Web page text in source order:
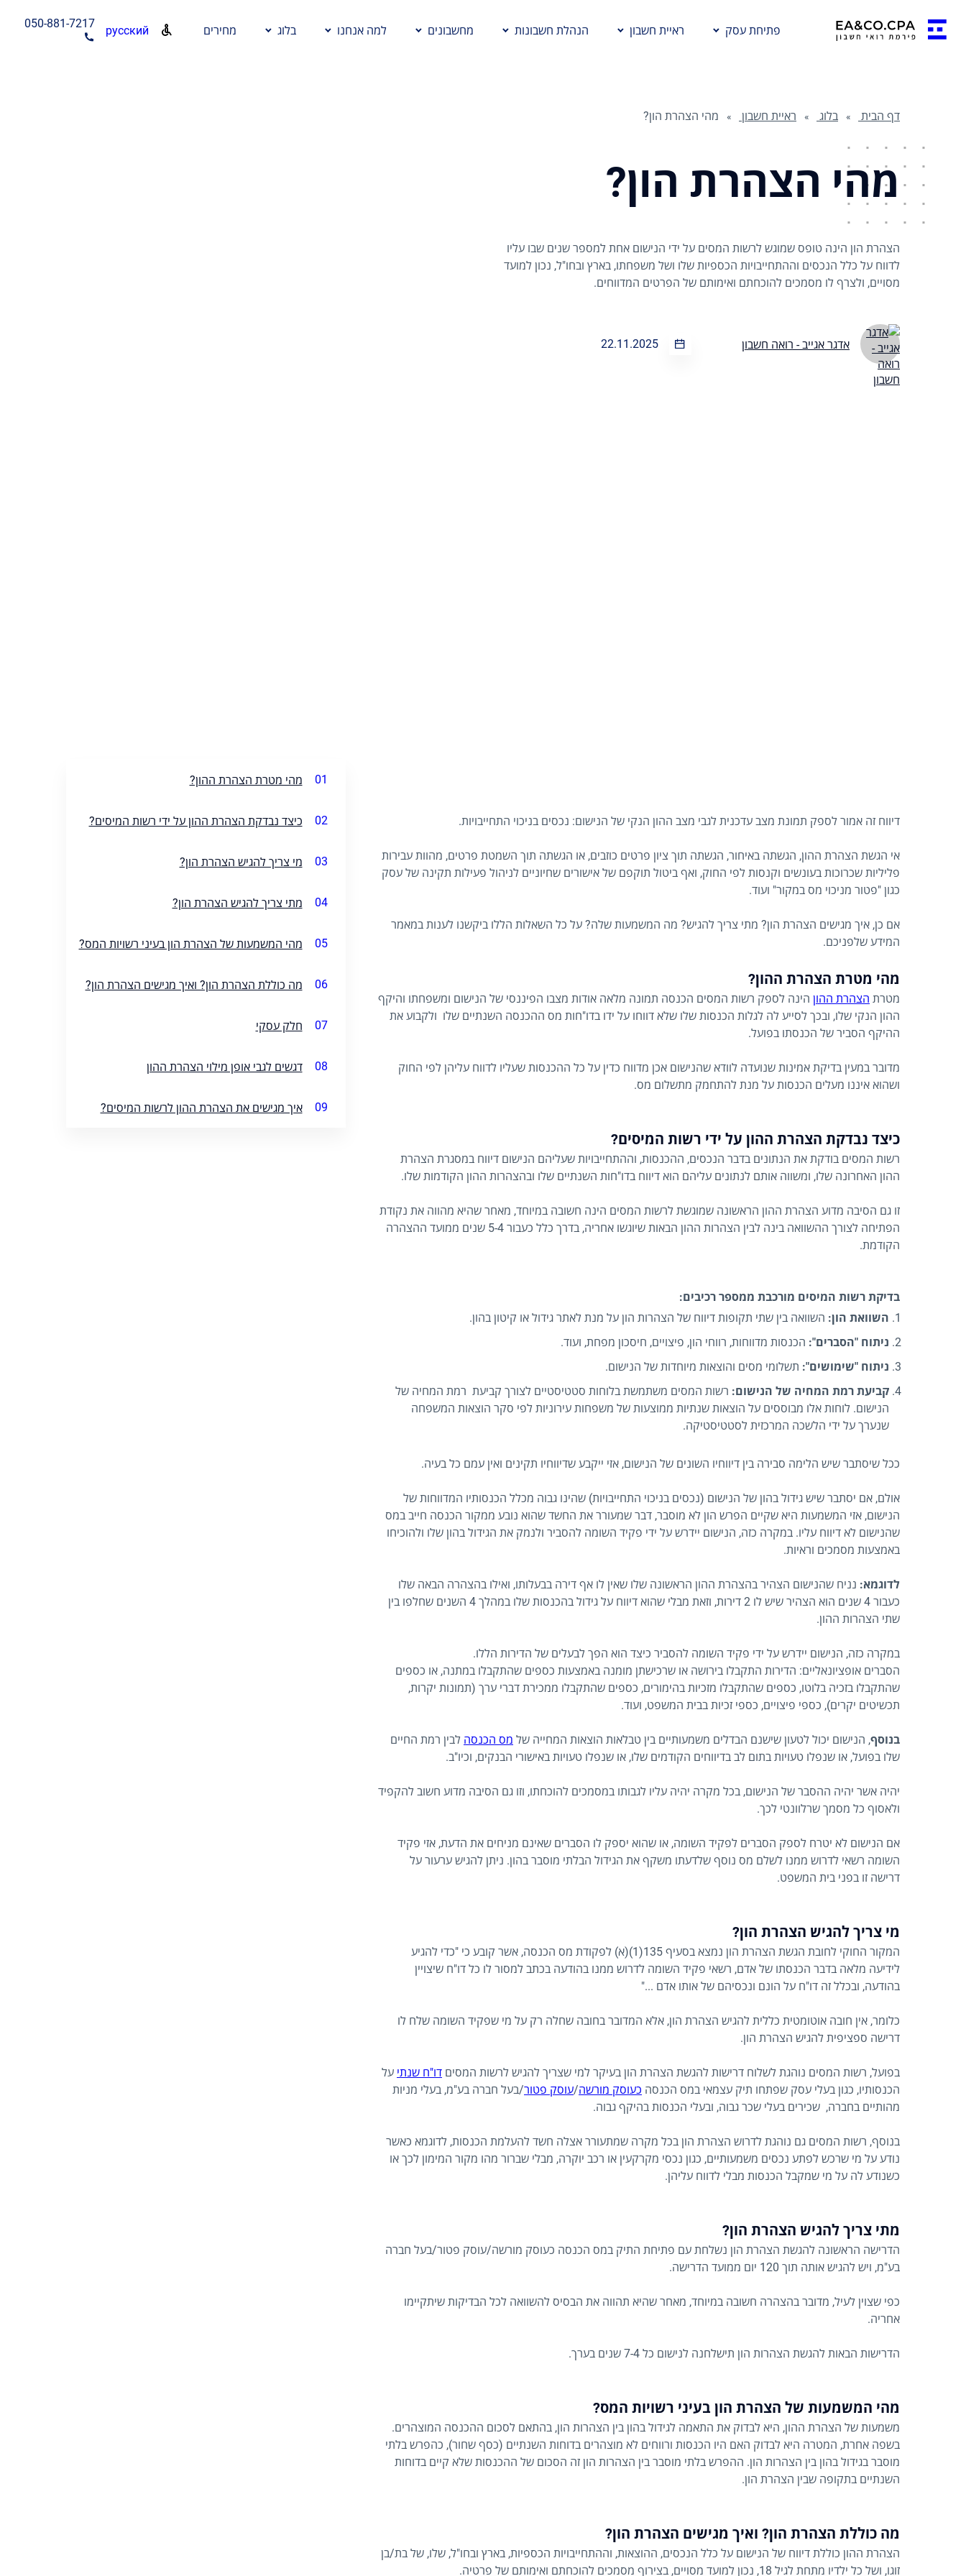
פתיחת עסק ראיית חשבון הנהלת חשבונות מחשבונים למה אנחנו בלוג מחירים русский
050-881-7217
דף הבית בלוג ראיית חשבון מהי הצהרת הון?
מהי הצהרת הון?
הצהרת הון הינה טופס שמוגש לרשות המסים על ידי הנישום אחת למספר שנים שבו עליו
לדווח על כלל הנכסים וההתחייבויות הכספיות שלו ושל משפחתו, בארץ ובחו"ל, נכון למועד
מסויים, ולצרף לו מסמכים להוכחתם ואימותם של הפרטים המדווחים.
אדגר אגייב - רואה חשבון 22.11.2025
01 מהי מטרת הצהרת ההון?
02 כיצד נבדקת הצהרת ההון על ידי רשות המיסים?
03 מי צריך להגיש הצהרת הון?
04 מתי צריך להגיש הצהרת הון?
05 מהי המשמעות של הצהרת הון בעיני רשויות המס?
06 מה כוללת הצהרת הון? ואיך מגישים הצהרת הון?
07 חלק עסקי
08 דגשים לגבי אופן מילוי הצהרת ההון
09 איך מגישים את הצהרת ההון לרשות המיסים?
דיווח זה אמור לספק תמונת מצב עדכנית לגבי מצב ההון הנקי של הנישום: נכסים בניכוי התחייבויות.
אי הגשת הצהרת ההון, הגשתה באיחור, הגשתה תוך ציון פרטים כוזבים, או הגשתה תוך השמטת פרטים, מהוות עבירות
פליליות שכרוכות בעונשים וקנסות לפי החוק, ואף ביטול תוקפם של אישורים שחיוניים לניהול פעילות תקינה של עסק
כגון "פטור מניכוי מס במקור" ועוד.
אם כן, איך מגישים הצהרת הון? מתי צריך להגיש? מה המשמעות שלה? על כל השאלות הללו ביקשנו לענות במאמר
המידע שלפניכם.
מהי מטרת הצהרת ההון?
מטרת הצהרת ההון הינה לספק רשות המסים הכנסה תמונה מלאה אודות מצבו הפיננסי של הנישום ומשפחתו והיקף
ההון הנקי שלו, ובכך לסייע לה לגלות הכנסות שלו שלא דווחו על ידו בדו"חות מס ההכנסה השנתיים שלו ולקבוע את
ההיקף הסביר של הכנסתו בפועל.
מדובר במעין בדיקת אמינות שנועדה לוודא שהנישום אכן מדווח כדין על כל ההכנסות שעליו לדווח עליהן לפי החוק
ושהוא איננו מעלים הכנסות על מנת להתחמק מתשלום מס.
כיצד נבדקת הצהרת ההון על ידי רשות המיסים?
רשות המסים בודקת את הנתונים בדבר הנכסים, ההכנסות, וההתחייבויות שעליהם הנישום דיווח במסגרת הצהרת
ההון האחרונה שלו, ומשווה אותם לנתונים עליהם הוא דיווח בדו"חות השנתיים שלו ובהצהרות ההון הקודמות שלו.
זו גם הסיבה מדוע הצהרת ההון הראשונה שמוגשת לרשות המסים הינה חשובה במיוחד, מאחר שהיא מהווה את נקודת
הפתיחה לצורך ההשוואה בינה לבין הצהרות ההון הבאות שיוגשו אחריה, בדרך כלל כעבור 5-4 שנים ממועד ההצהרה
הקודמת.
בדיקת רשות המיסים מורכבת ממספר רכיבים:
השוואת הון: השוואה בין שתי תקופות דיווח של הצהרות הון על מנת לאתר גידול או קיטון בהון.
ניתוח "הסברים": הכנסות מדווחות, רווחי הון, פיצויים, חיסכון מפחת, ועוד.
ניתוח "שימושים": תשלומי מסים והוצאות מיוחדות של הנישום.
קביעת רמת המחיה של הנישום: רשות המסים משתמשת בלוחות סטטיסטיים לצורך קביעת רמת המחיה של
הנישום. לוחות אלו מבוססים על הוצאות שנתיות ממוצעות של משפחות עירוניות לפי סקר הוצאות המשפחה
שנערך על ידי הלשכה המרכזית לסטטיסטיקה.
ככל שיסתבר שיש הלימה סבירה בין דיווחיו השונים של הנישום, אזי ייקבע שדיווחיו תקינים ואין עמם כל בעיה.
אולם, אם יסתבר שיש גידול בהון של הנישום (נכסים בניכוי התחייבויות) שהינו גבוה מכלל הכנסותיו המדווחות של
הנישום, אזי המשמעות היא שקיים הפרש הון לא מוסבר, דבר שמעורר את החשד שהוא נובע ממקור הכנסה חייב במס
שהנישום לא דיווח עליו. במקרה כזה, הנישום יידרש על ידי פקיד השומה להסביר ולנמק את הגידול בהון שלו ולהוכיחו
באמצעות מסמכים וראיות.
לדוגמא: נניח שהנישום הצהיר בהצהרת ההון הראשונה שלו שאין לו אף דירה בבעלותו, ואילו בהצהרה הבאה שלו
כעבור 4 שנים הוא הצהיר שיש לו 2 דירות, וזאת מבלי שהוא דיווח על גידול בהכנסות שלו במהלך 4 השנים שחלפו בין
שתי הצהרות ההון.
במקרה כזה, הנישום יידרש על ידי פקיד השומה להסביר כיצד הוא הפך לבעלים של הדירות הללו.
הסברים אופציונאליים: הדירות התקבלו בירושה או שרכישתן מומנה באמצעות כספים שהתקבלו במתנה, או כספים
שהתקבלו בזכיה בלוטו, כספים שהתקבלו מזכיות בהימורים, כספים שהתקבלו ממכירת דברי ערך (תמונות יקרות,
תכשיטים יקרים), כספי פיצויים, כספי זכיות בבית המשפט, ועוד.
בנוסף, הנישום יכול לטעון שישנם הבדלים משמעותיים בין טבלאות הוצאות המחייה של מס הכנסה לבין רמת החיים
שלו בפועל, או שנפלו טעויות בתום לב בדיווחים הקודמים שלו, או שנפלו טעויות באישורי הבנקים, וכיו"ב.
יהיה אשר יהיה ההסבר של הנישום, בכל מקרה יהיה עליו לגבותו במסמכים להוכחתו, וזו גם הסיבה מדוע חשוב להקפיד
ולאסוף כל מסמך שרלוונטי לכך.
אם הנישום לא יטרח לספק הסברים לפקיד השומה, או שהוא יספק לו הסברים שאינם מניחים את הדעת, אזי פקיד
השומה רשאי לדרוש ממנו לשלם מס נוסף שלדעתו משקף את הגידול הבלתי מוסבר בהון. ניתן להגיש ערעור על
דרישה זו בפני בית המשפט.
מי צריך להגיש הצהרת הון?
המקור החוקי לחובת הגשת הצהרת הון נמצא בסעיף 135(1)(א) לפקודת מס הכנסה, אשר קובע כי "כדי להגיע
לידיעה מלאה בדבר הכנסתו של אדם, רשאי פקיד השומה לדרוש ממנו בהודעה בכתב למסור לו כל דו"ח שיצויין
בהודעה, ובכלל זה דו"ח על הונם ונכסיהם של אותו אדם ..."
כלומר, אין חובה אוטומטית כללית להגיש הצהרת הון, אלא המדובר בחובה שחלה רק על מי שפקיד השומה שלח לו
דרישה ספציפית להגיש הצהרת הון.
בפועל, רשות המסים נוהגת לשלוח דרישות להגשת הצהרת הון בעיקר למי שצריך להגיש לרשות המסים דו"ח שנתי על
הכנסותיו, כגון בעלי עסק שפתחו תיק עצמאי במס הכנסה כעוסק מורשה/עוסק פטור/בעל חברה בע"מ, בעלי מניות
מהותיים בחברה, שכירים בעלי שכר גבוה, ובעלי הכנסות בהיקף גבוה.
בנוסף, רשות המסים גם נוהגת לדרוש הצהרת הון בכל מקרה שמתעורר אצלה חשד להעלמת הכנסות, לדוגמא כאשר
נודע על מי שרכש לפתע נכסים משמעותיים, כגון נכסי מקרקעין או רכב יוקרה, מבלי שברור מהו מקור המימון לכך או
כשנודע לה על מי שמקבל הכנסות מבלי לדווח עליהן.
מתי צריך להגיש הצהרת הון?
הדרישה הראשונה להגשת הצהרת הון נשלחת עם פתיחת התיק במס הכנסה כעוסק מורשה/עוסק פטור/בעל חברה
בע"מ, ויש להגיש אותה תוך 120 יום ממועד הדרישה.
כפי שצוין לעיל, מדובר בהצהרה חשובה במיוחד, מאחר שהיא תהווה את הבסיס להשוואה לכל הבדיקות שיתקיימו
אחריה.
הדרישות הבאות להגשת הצהרות הון תישלחנה לנישום כל 7-4 שנים בערך.
מהי המשמעות של הצהרת הון בעיני רשויות המס?
משמעות של הצהרת ההון, היא לבדוק את התאמה לגידול בהון בין הצהרות הון, בהתאם לסכום ההכנסה המוצהרים.
בשפה אחרת, המטרה היא לבדוק האם היו הכנסות ורווחים לא מוצהרים בדוחות השנתיים (כסף שחור), כהפרש בלתי
מוסבר בגידול בהון בין הצהרות הון. ההפרש בלתי מוסבר בין הצהרות הון זה הסכום של ההכנסות שלא קיים בדוחות
השנתיים בתקופה שבין הצהרת הון.
מה כוללת הצהרת הון? ואיך מגישים הצהרת הון?
הצהרת ההון כוללת דיווח של הנישום על כלל הנכסים, ההוצאות, וההתחייבויות הכספיות, בארץ ובחו"ל, שלו, של בת/בן
זוגו, ושל כל ילדיו מתחת לגיל 18, נכון למועד מסויים, בצירוף מסמכים להוכחתם ואימותם של פרטיה.